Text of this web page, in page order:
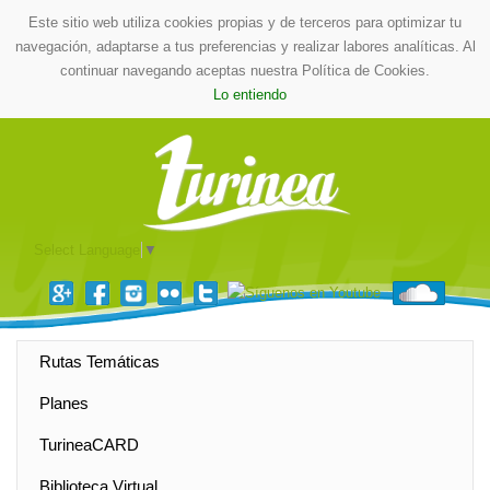
Este sitio web utiliza cookies propias y de terceros para optimizar tu
navegación, adaptarse a tus preferencias y realizar labores analíticas. Al
continuar navegando aceptas nuestra Política de Cookies.
Lo entiendo
▼
Rutas Temáticas
Planes
TurineaCARD
Biblioteca Virtual